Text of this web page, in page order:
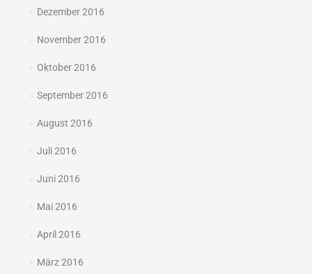
Dezember 2016
November 2016
Oktober 2016
September 2016
August 2016
Juli 2016
Juni 2016
Mai 2016
April 2016
März 2016